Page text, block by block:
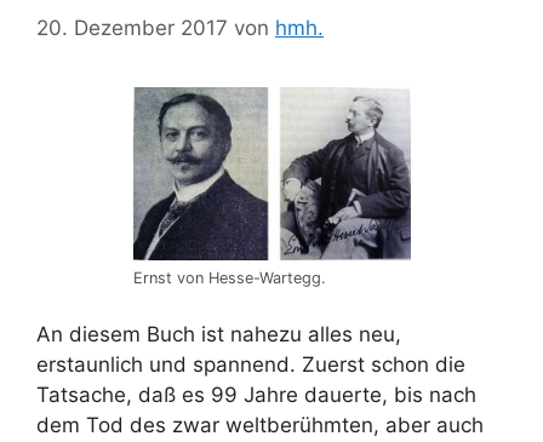
20. Dezember 2017 von hmh.
Ernst von Hesse-Wartegg.
An diesem Buch ist nahezu alles neu,
erstaunlich und spannend. Zuerst schon die
Tatsache, daß es 99 Jahre dauerte, bis nach
dem Tod des zwar weltberühmten, aber auch